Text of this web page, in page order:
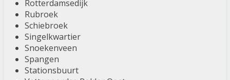
Rotterdamsedijk
Rubroek
Schiebroek
Singelkwartier
Snoekenveen
Spangen
Stationsbuurt